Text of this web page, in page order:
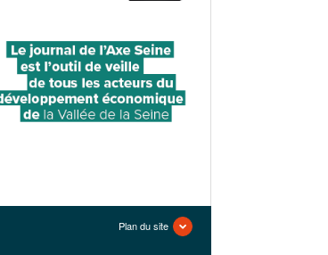
Plan du site